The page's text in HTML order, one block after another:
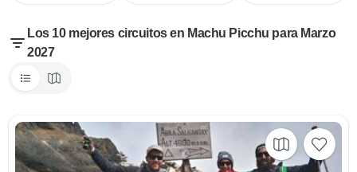
Los 10 mejores circuitos en Machu Picchu para Marzo
2027